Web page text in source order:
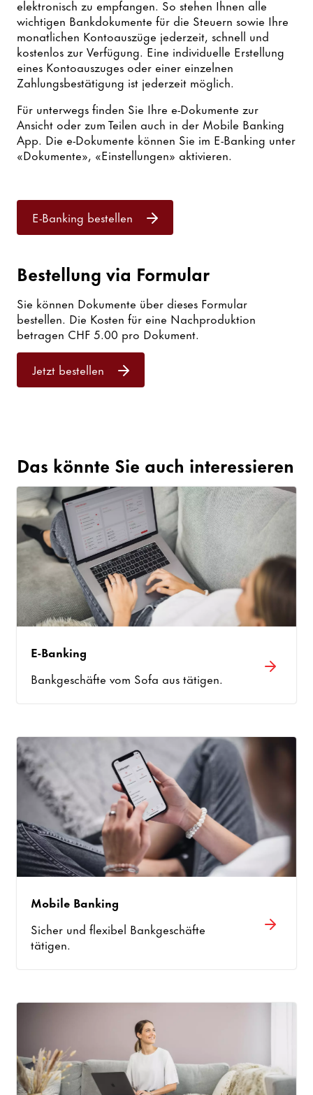
elektronisch zu empfangen. So stehen Ihnen alle
wichtigen Bankdokumente für die Steuern sowie Ihre
monatlichen Kontoauszüge jederzeit, schnell und
kostenlos zur Verfügung. Eine individuelle Erstellung
eines Kontoauszuges oder einer einzelnen
Zahlungsbestätigung ist jederzeit möglich.
Für unterwegs finden Sie Ihre e-Dokumente zur
Ansicht oder zum Teilen auch in der Mobile Banking
App. Die e-Dokumente können Sie im E-Banking unter
«Dokumente», «Einstellungen» aktivieren.
E-Banking bestellen
Bestellung via Formular
Sie können Dokumente über dieses Formular
bestellen. Die Kosten für eine Nachproduktion
betragen CHF 5.00 pro Dokument.
Jetzt bestellen
Das könnte Sie auch interessieren
E-Banking
Bankgeschäfte vom Sofa aus tätigen.
Mobile Banking
Sicher und flexibel Bankgeschäfte
tätigen.